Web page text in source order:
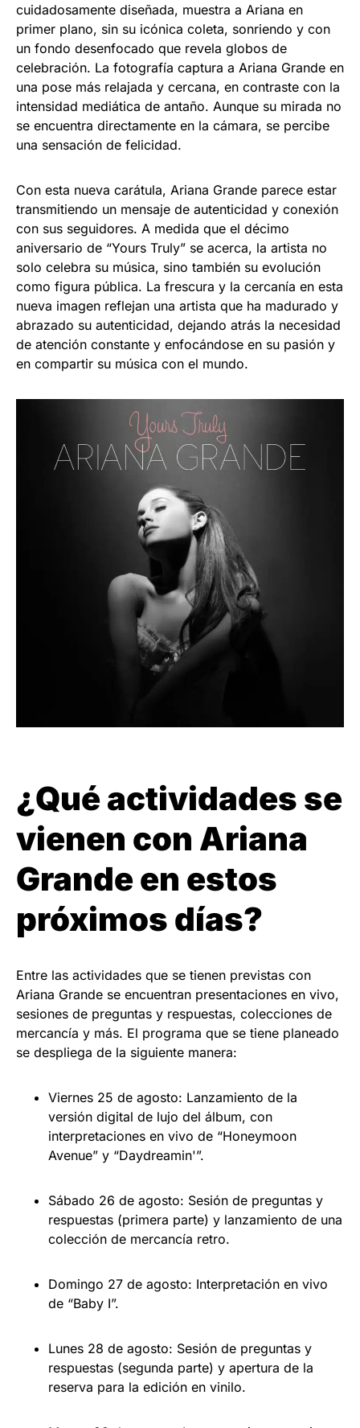
cuidadosamente diseñada, muestra a Ariana en
primer plano, sin su icónica coleta, sonriendo y con
un fondo desenfocado que revela globos de
celebración. La fotografía captura a Ariana Grande en
una pose más relajada y cercana, en contraste con la
intensidad mediática de antaño. Aunque su mirada no
se encuentra directamente en la cámara, se percibe
una sensación de felicidad.
Con esta nueva carátula, Ariana Grande parece estar
transmitiendo un mensaje de autenticidad y conexión
con sus seguidores. A medida que el décimo
aniversario de “Yours Truly” se acerca, la artista no
solo celebra su música, sino también su evolución
como figura pública. La frescura y la cercanía en esta
nueva imagen reflejan una artista que ha madurado y
abrazado su autenticidad, dejando atrás la necesidad
de atención constante y enfocándose en su pasión y
en compartir su música con el mundo.
¿Qué actividades se
vienen con Ariana
Grande en estos
próximos días?
Entre las actividades que se tienen previstas con
Ariana Grande se encuentran presentaciones en vivo,
sesiones de preguntas y respuestas, colecciones de
mercancía y más. El programa que se tiene planeado
se despliega de la siguiente manera:
Viernes 25 de agosto: Lanzamiento de la
versión digital de lujo del álbum, con
interpretaciones en vivo de “Honeymoon
Avenue” y “Daydreamin'”.
Sábado 26 de agosto: Sesión de preguntas y
respuestas (primera parte) y lanzamiento de una
colección de mercancía retro.
Domingo 27 de agosto: Interpretación en vivo
de “Baby I”.
Lunes 28 de agosto: Sesión de preguntas y
respuestas (segunda parte) y apertura de la
reserva para la edición en vinilo.